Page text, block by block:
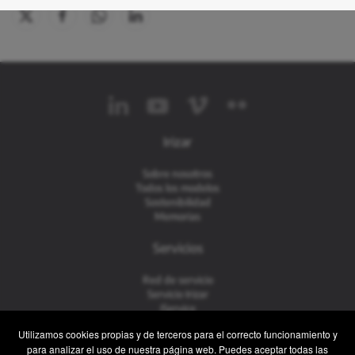
Utilizamos cookies propias y de terceros para el correcto funcionamiento y
para analizar el uso de nuestra página web. Puedes aceptar todas las
Irizar
Sobre nosotros
Todos los modelos
Sostenibilidad
Memorias
Servicios
Red de servicio
Servicio Irizar
iService